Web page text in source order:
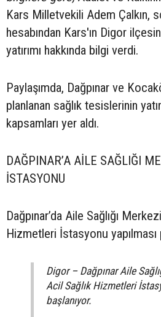
Kars Milletvekili Adem Çalkın,
hesabından Kars'ın Digor
yatırımı hakkında bilgi verdi.
Paylaşımda, Dağpınar ve
planlanan sağlık tesislerinin
kapsamları yer aldı.
DAĞPINAR’A AİLE SAĞLIĞI
İSTASYONU
Dağpınar’da Aile Sağlığı
Hizmetleri İstasyonu yapılması
Digor – Dağpınar Aile
Acil Sağlık Hizmetleri
başlanıyor.